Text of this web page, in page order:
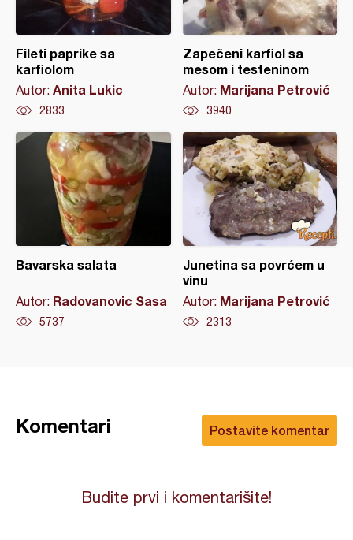
Fileti paprike sa
karfiolom
Autor: Anita Lukic
2833
Zapečeni karfiol sa
mesom i testeninom
Autor: Marijana Petrović
3940
Bavarska salata
Autor: Radovanovic Sasa
5737
Junetina sa povrćem u
vinu
Autor: Marijana Petrović
2313
Postavite komentar
Komentari
Budite prvi i komentarišite!